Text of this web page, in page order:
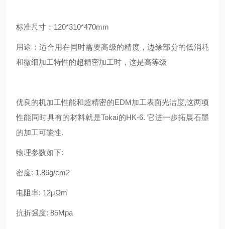
标准尺寸：120*310*470mm
用途：适合用在同时需要高级的精度，边缘部分的低消耗
和微细加工特性的超精密加工时，这是高等级
优良的机加工性能和超精密的EDM加工表面光洁度,这两项
性能同时具有的材料就是Tokai的HK-6. 它进一步拓展石墨
的加工可能性.
物理参数如下:
密度: 1.86g/cm2
电阻率: 12μΩm
抗折强度: 85Mpa